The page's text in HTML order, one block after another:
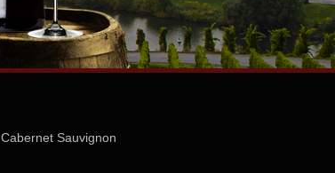
Sauvignon